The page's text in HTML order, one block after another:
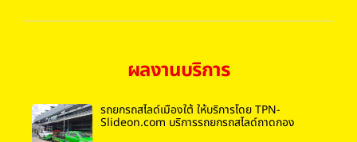
ผลงานบริการ
รถยกรถสไลด์เมืองใต้ ให้บริการโดย TPN-
Slideon.com บริการรถยกรถสไลด์ถาดกอง